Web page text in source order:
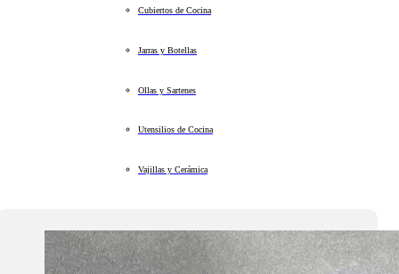
Cubiertos de Cocina
Jarras y Botellas
Ollas y Sartenes
Utensilios de Cocina
Vajillas y Cerámica